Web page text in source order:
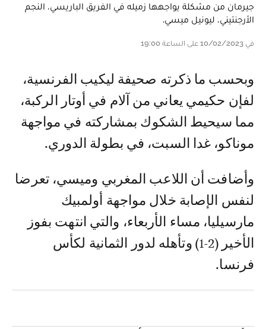
جيرمان من مشكلة يواجهها زميله في الفريق الباريسي، النجم
الأرجنتيني، ليونيل ميسي.
في 10/02/2023 على الساعة 19:00
و بحسب ما ذكرته صحيفة ليكيب الفرنسية،
لفإن حكيمي يعاني من آلام في أوتار الركبة،
مما سيحيط الشكوك بمشاركته في مواجهة
موناكو، غدا السبت، في بطولة الدوري.
وأضافت أن اللاعب المغربي وميسي، تعرضا
لنفس الإصابة خلال مواجهة أولمبيك
مارسيليا، مساء الأربعاء، والتي انتهت بفوز
الأخير (2-1) وتأهله لدور الثمانية لكأس
فرنسا.